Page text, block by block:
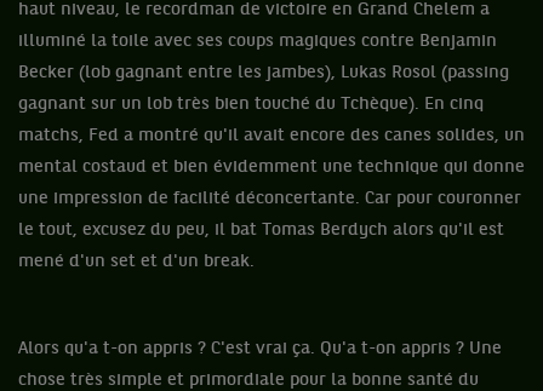
haut niveau, le recordman de victoire en Grand Chelem a
illuminé la toile avec ses coups magiques contre Benjamin
Becker (lob gagnant entre les jambes), Lukas Rosol (passing
gagnant sur un lob très bien touché du Tchèque). En cinq
matchs, Fed a montré qu'il avait encore des canes solides, un
mental costaud et bien évidemment une technique qui donne
une impression de facilité déconcertante. Car pour couronner
le tout, excusez du peu, il bat Tomas Berdych alors qu'il est
mené d'un set et d'un break.
Alors qu'a t-on appris ? C'est vrai ça. Qu'a t-on appris ? Une
chose très simple et primordiale pour la bonne santé du